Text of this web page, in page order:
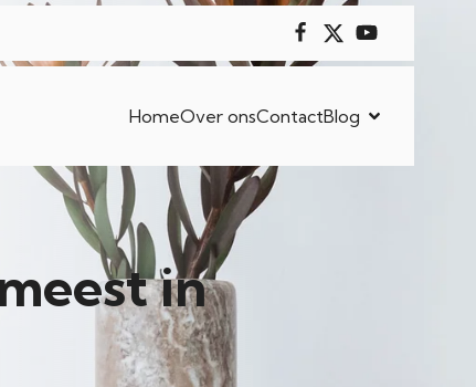
HomeOver onsContactBlog
in